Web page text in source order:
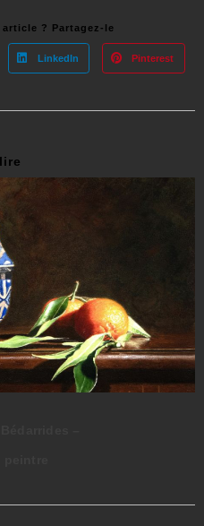
article ? Partagez-le
LinkedIn Pinterest